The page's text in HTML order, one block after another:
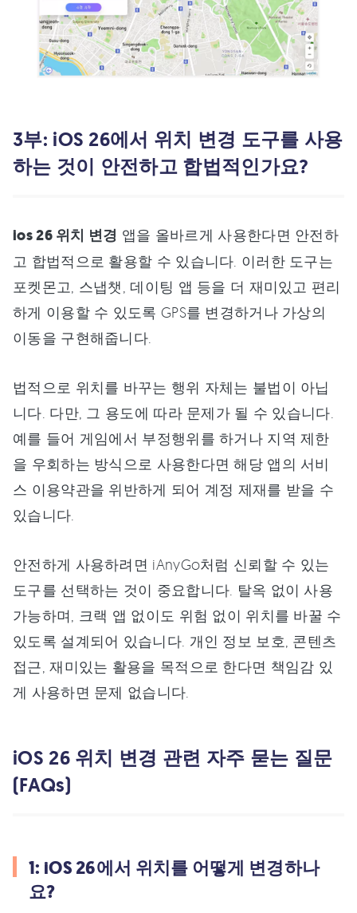
3부: iOS 26에서 위치 변경 도구를 사용
하는 것이 안전하고 합법적인가요?
ios 26 위치 변경 앱을 올바르게 사용한다면 안전하
고 합법적으로 활용할 수 있습니다. 이러한 도구는
포켓몬고, 스냅챗, 데이팅 앱 등을 더 재미있고 편리
하게 이용할 수 있도록 GPS를 변경하거나 가상의
이동을 구현해줍니다.
법적으로 위치를 바꾸는 행위 자체는 불법이 아닙
니다. 다만, 그 용도에 따라 문제가 될 수 있습니다.
예를 들어 게임에서 부정행위를 하거나 지역 제한
을 우회하는 방식으로 사용한다면 해당 앱의 서비
스 이용약관을 위반하게 되어 계정 제재를 받을 수
있습니다.
안전하게 사용하려면 iAnyGo처럼 신뢰할 수 있는
도구를 선택하는 것이 중요합니다. 탈옥 없이 사용
가능하며, 크랙 앱 없이도 위험 없이 위치를 바꿀 수
있도록 설계되어 있습니다. 개인 정보 보호, 콘텐츠
접근, 재미있는 활용을 목적으로 한다면 책임감 있
게 사용하면 문제 없습니다.
iOS 26 위치 변경 관련 자주 묻는 질문
(FAQs)
1: iOS 26에서 위치를 어떻게 변경하나
요?